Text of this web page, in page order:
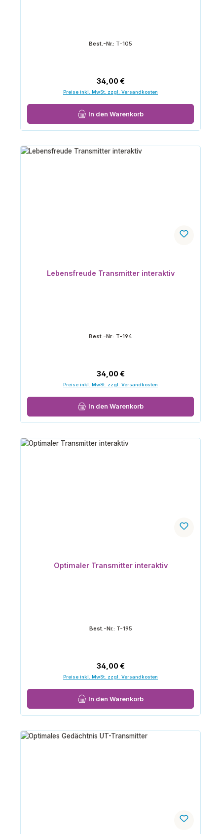
Best.-Nr.: T-105
Regulärer Preis:
34,00 €
Preise inkl. MwSt. zzgl. Versandkosten
In den Warenkorb
Lebensfreude Transmitter interaktiv
Best.-Nr.: T-194
Regulärer Preis:
34,00 €
Preise inkl. MwSt. zzgl. Versandkosten
In den Warenkorb
Optimaler Transmitter interaktiv
Best.-Nr.: T-195
Regulärer Preis:
34,00 €
Preise inkl. MwSt. zzgl. Versandkosten
In den Warenkorb